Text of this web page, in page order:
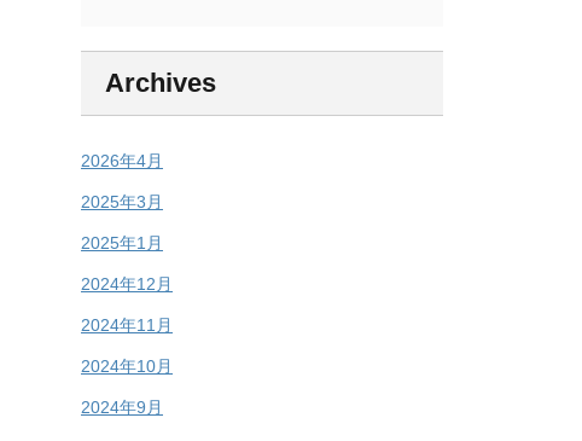
Archives
2026年4月
2025年3月
2025年1月
2024年12月
2024年11月
2024年10月
2024年9月